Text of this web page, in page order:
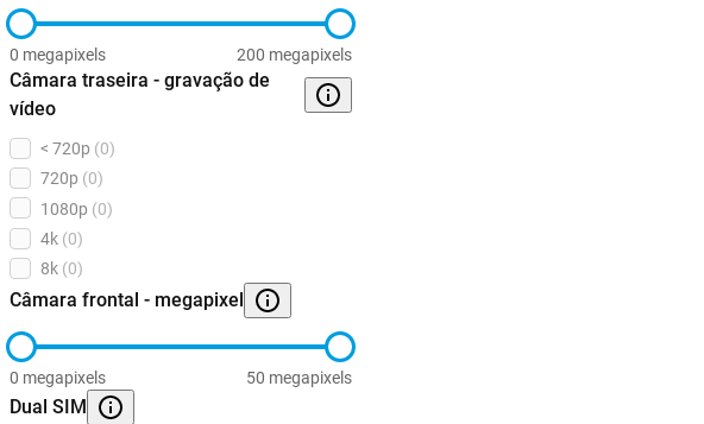
0 megapixels 200 megapixels
Câmara traseira - gravação de
vídeo
< 720p (0)
720p (0)
1080p (0)
4k (0)
8k (0)
Câmara frontal - megapixel
0 megapixels 50 megapixels
Dual SIM